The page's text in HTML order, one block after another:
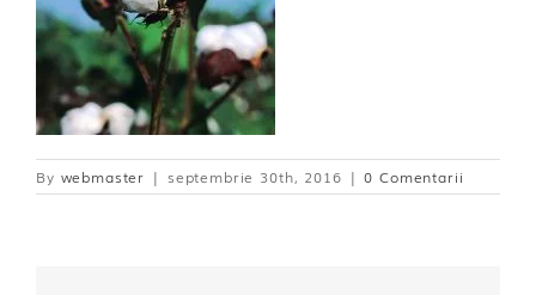
By webmaster | septembrie 30th, 2016 | 0 Comentarii